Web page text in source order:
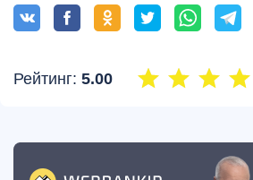
Рейтинг: 5.00